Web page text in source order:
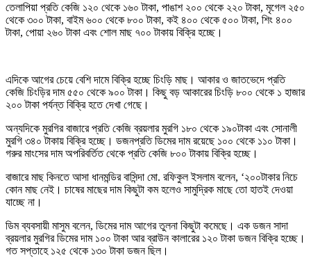
তেলাপিয়া প্রতি কেজি ১২০ থেকে ১৬০ টাকা, পাঙাশ ২০০ থেকে ২২০ টাকা, মৃগেল ২৫০
থেকে ৩০০ টাকা, বাইম ৬০০ থেকে ৮০০ টাকা, কই ৪০০ থেকে ৫০০ টাকা, শিং ৪০০
টাকা, পোয়া ২৬০ টাকা এবং শোল মাছ ৭০০ টাকায় বিক্রি হচ্ছে।
এদিকে আগের চেয়ে বেশি দামে বিক্রি হচ্ছে চিংড়ি মাছ। আকার ও জাতভেদে প্রতি
কেজি চিংড়ির দাম ৫৫০ থেকে ৯০০ টাকা। কিছু বড় আকারের চিংড়ি ৮০০ থেকে ১ হাজার
২০০ টাকা পর্যন্ত বিক্রি হতে দেখা গেছে।
অন্যদিকে মুরগির বাজারে প্রতি কেজি ব্রয়লার মুরগি ১৮০ থেকে ১৯০টাকা এবং সোনালী
মুরগি ৩৪০ টাকায় বিক্রি হচ্ছে। ডজনপ্রতি ডিমের দাম রয়েছে ১০০ থেকে ১১০ টাকা।
গরুর মাংসের দাম অপরিবর্তিত থেকে প্রতি কেজি ৮০০ টাকায় বিক্রি হচ্ছে।
বাজারে মাছ কিনতে আসা ধানমন্ডির বাসিন্দা মো. রফিকুল ইসলাম বলেন, ‘২০০টাকার নিচে
কোন মাছ নেই। চাষের মাছের দাম কিছুটা কম হলেও সামুদ্রিক মাছে তো হাতই দেওয়া
যাচ্ছে না।
ডিম ব্যবসায়ী মাসুম বলেন, ডিমের দাম আগের তুলনা কিছুটা কমেছে। এক ডজন সাদা
ব্রয়লার মুরগির ডিমের দাম ১০০ টাকা আর ব্রাউন কালারের ১২০ টাকা ডজন বিক্রি হচ্ছে।
গত সপ্তাহে ১২৫ থেকে ১৩০ টাকা ডজন ছিল।